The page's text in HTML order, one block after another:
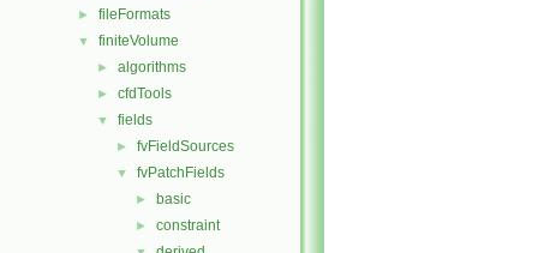
► fileFormats
▼ finiteVolume
► algorithms
► cfdTools
▼ fields
► fvFieldSources
▼ fvPatchFields
► basic
► constraint